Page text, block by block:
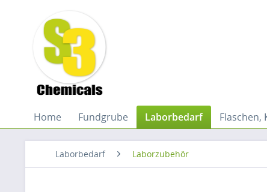
Home Fundgrube Laborbedarf Flaschen,
Laborbedarf Laborzubehör